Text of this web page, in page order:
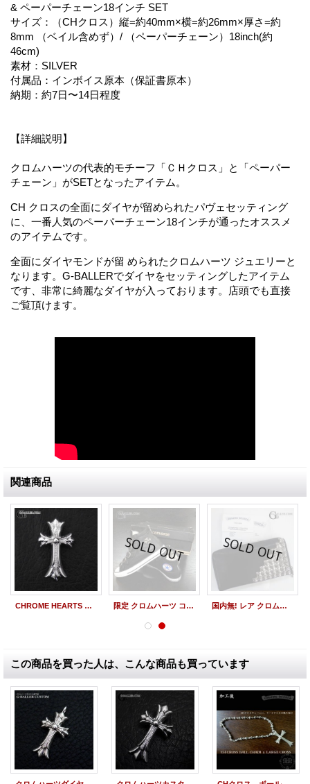
& ペーパーチェーン18インチ SET
サイズ：（CHクロス）縦=約40mm×横=約26mm×厚さ=約
8mm （ベイル含めず）/ （ペーパーチェーン）18inch(約
46cm)
素材：SILVER
付属品：インボイス原本（保証書原本）
納期：約7日〜14日程度
【詳細説明】
クロムハーツの代表的モチーフ「ＣＨクロス」と「ペーパー
チェーン」がSETとなったアイテム。
CH クロスの全面にダイヤが留められたパヴェセッティング
に、一番人気のペーパーチェーン18インチが通ったオススメ
のアイテムです。
全面にダイヤモンドが留 められたクロムハーツ ジュエリーと
なります。G-BALLERでダイヤをセッティングしたアイテム
です、非常に綺麗なダイヤが入っております。店頭でも直接
ご覧頂けます。
関連商品
CHROME HEARTS クロムハーツ ダブルCHクロス SM ペンダント パヴェダイヤモンド 限定 クロムハーツ コンバース コラボ スニーカー 国内無! レア クロムハーツ ピラミッドスタッズウォレット
この商品を買った人は、こんな商品も買っています